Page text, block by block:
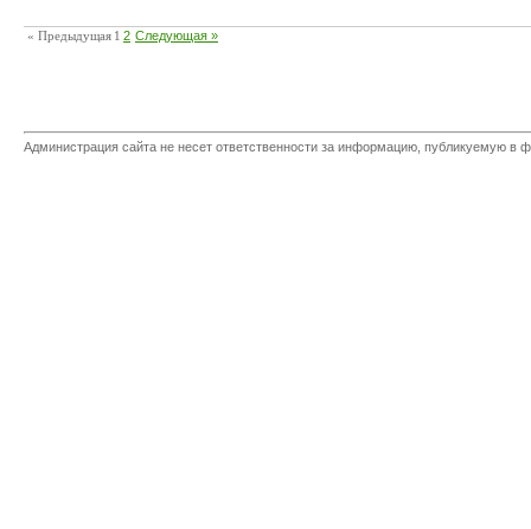
« Предыдущая 1 2 Следующая »
Администрация сайта не несет ответственности за информацию, публикуемую